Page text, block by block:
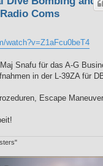
Coms
watch?v=Z1aFcu0beT4
Snafu für das A-G
in der L-39ZA für
Escape